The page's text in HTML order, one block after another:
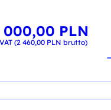
000,00 PLN
(2 460,00 PLN brutto)